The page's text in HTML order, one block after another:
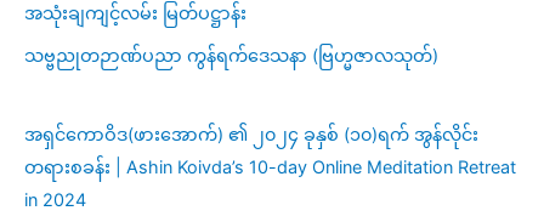
အသုံးချကျင့်လမ်း မြတ်ပဋ္ဌာန်း
သဗ္ဗညုတဉာဏ်ပညာ ကွန်ရက်ဒေသနာ (ဗြဟ္မဇာလသုတ်)
အရှင်ကောဝိဒ(ဖားအောက်) ၏ ၂၀၂၄ ခုနှစ် (၁၀)ရက် အွန်လိုင်း
တရားစခန်း | Ashin Koivda’s 10-day Online Meditation Retreat
in 2024